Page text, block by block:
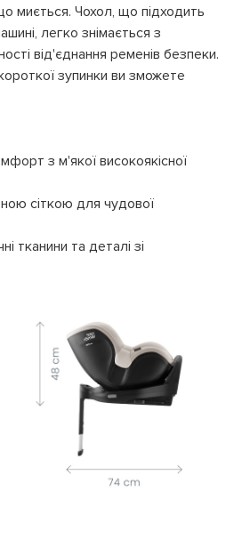
миється. Чохол, що підходить
легко знімається з
від'єднання ременів безпеки.
зупинки ви зможете
з м'якої високоякісної
сіткою для чудової
тканини та деталі зі